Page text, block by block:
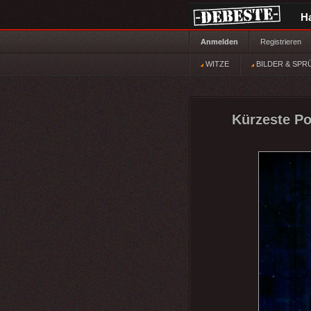
Anmelden Registrieren
WITZE BILDER &
Kürzeste